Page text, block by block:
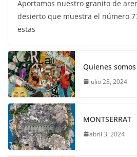
Aportamos nuestro granito de
desierto que muestra el número
estas
Quienes
julio 28, 2024
MONTSERRAT
abril 3, 2024